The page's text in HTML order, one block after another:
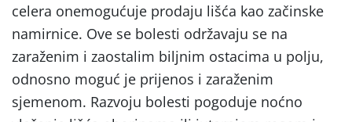
celera onemogućuje prodaju lišća kao začinske
namirnice. Ove se bolesti održavaju se na
zaraženim i zaostalim biljnim ostacima u polju,
odnosno moguć je prijenos i zaraženim
sjemenom. Razvoju bolesti pogoduje noćno